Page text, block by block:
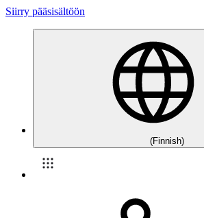
Siirry pääsisältöön
(Finnish)